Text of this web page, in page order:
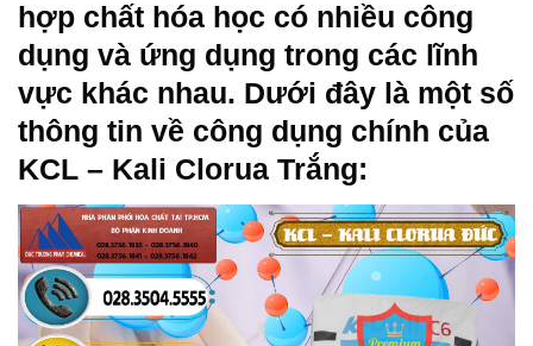
hợp chất hóa học có nhiều công
dụng và ứng dụng trong các lĩnh
vực khác nhau. Dưới đây là một số
thông tin về công dụng chính của
KCL – Kali Clorua Trắng: